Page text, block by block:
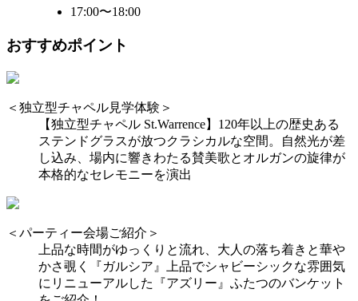
17:00〜18:00
おすすめポイント
＜独立型チャペル見学体験＞
【独立型チャペル St.Warrence】120年以上の歴史ある
ステンドグラスが放つクラシカルな空間。自然光が差
し込み、場内に響きわたる賛美歌とオルガンの旋律が
本格的なセレモニーを演出
＜パーティー会場ご紹介＞
上品な時間がゆっくりと流れ、大人の落ち着きと華や
かさ覗く『ガルシア』上品でシャビーシックな雰囲気
にリニューアルした『アズリー』ふたつのバンケット